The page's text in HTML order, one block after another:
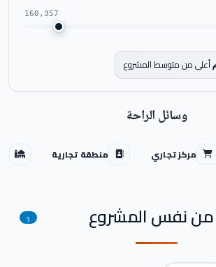
160,357
أعلى من متوسط المشروع
وسائل الراحة
مركز تجاري منطقة تجارية
من نفس المشروع 5